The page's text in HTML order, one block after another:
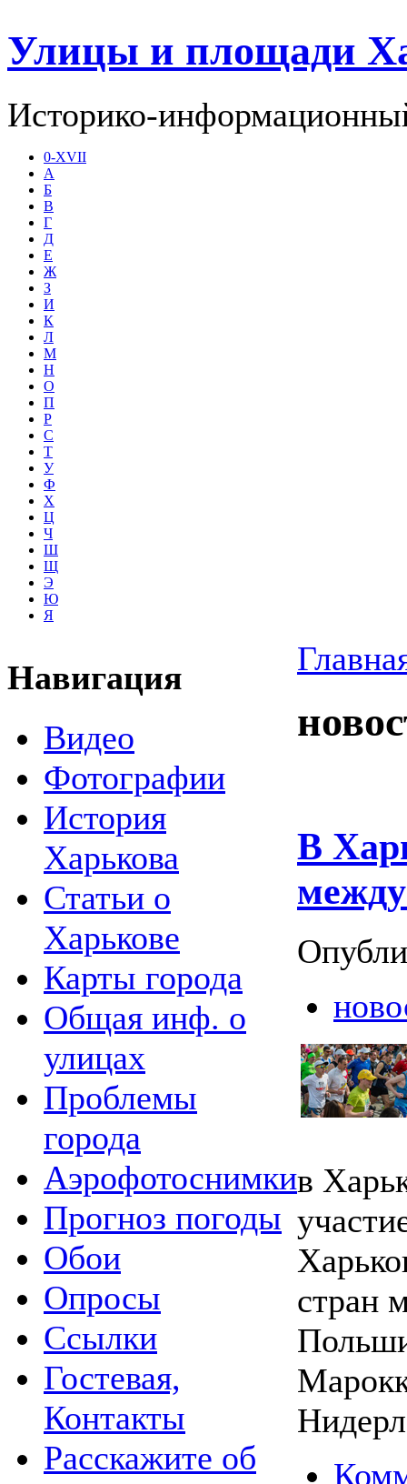
Улицы и площади
Историко-
0-XVII
А
Б
В
Г
Д
Е
Ж
З
И
К
Л
М
Н
О
П
Р
С
Т
У
Ф
Х
Ц
Ч
Ш
Щ
Э
Ю
Я
Навигация
Видео
Фотографии
История
Харькова
Статьи о
Харькове
Карты города
Общая инф. о
улицах
Проблемы
города
Аэрофотоснимки
Прогноз погоды
Обои
Опросы
Ссылки
Гостевая,
Контакты
Расскажите об
В
в
стран